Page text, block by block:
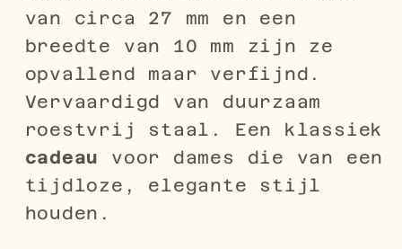
van circa 27 mm en een
breedte van 10 mm zijn ze
opvallend maar verfijnd.
Vervaardigd van duurzaam
roestvrij staal. Een klassiek
cadeau voor dames die van een
tijdloze, elegante stijl
houden.